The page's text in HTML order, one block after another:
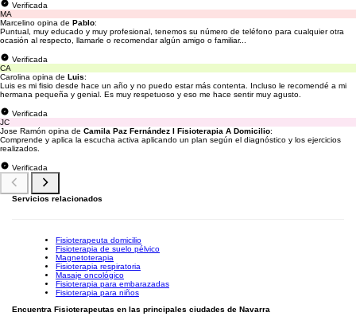
Verificada
MA
Marcelino opina de Pablo:
Puntual, muy educado y muy profesional, tenemos su número de teléfono para cualquier otra
ocasión al respecto, llamarle o recomendar algún amigo o familiar...
Verificada
CA
Carolina opina de Luis:
Luis es mi fisio desde hace un año y no puedo estar más contenta. Incluso le recomendé a mi
hermana pequeña y genial. Es muy respetuoso y eso me hace sentir muy agusto.
Verificada
JC
Jose Ramón opina de Camila Paz Fernández I Fisioterapia A Domicilio:
Comprende y aplica la escucha activa aplicando un plan según el diagnóstico y los ejercicios
realizados.
Verificada
Servicios relacionados
Fisioterapeuta domicilio
Fisioterapia de suelo pélvico
Magnetoterapia
Fisioterapia respiratoria
Masaje oncológico
Fisioterapia para embarazadas
Fisioterapia para niños
Encuentra Fisioterapeutas en las principales ciudades de Navarra